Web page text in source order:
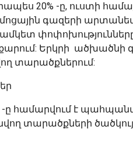
20% -ը, ուստի
գազերի
Երկրի ածխածնի
տարածքներում:
ը համարվում է
տարածքների